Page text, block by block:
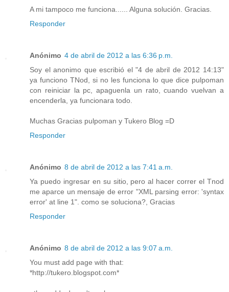
A mi tampoco me funciona...... Alguna solución. Gracias.
Responder
Anónimo 4 de abril de 2012 a las 6:36 p.m.
Soy el anonimo que escribió el "4 de abril de 2012 14:13"
ya funciono TNod, si no les funciona lo que dice pulpoman
con reiniciar la pc, apaguenla un rato, cuando vuelvan a
encenderla, ya funcionara todo.
Muchas Gracias pulpoman y Tukero Blog =D
Responder
Anónimo 8 de abril de 2012 a las 7:41 a.m.
Ya puedo ingresar en su sitio, pero al hacer correr el Tnod
me aparce un mensaje de error "XML parsing error: 'syntax
error' at line 1". como se soluciona?, Gracias
Responder
Anónimo 8 de abril de 2012 a las 9:07 a.m.
You must add page with that:
*http://tukero.blogspot.com*